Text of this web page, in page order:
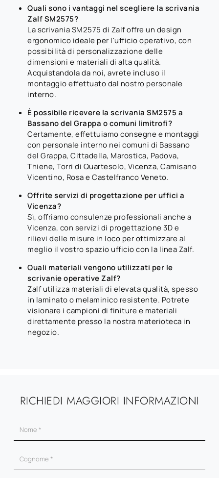
Quali sono i vantaggi nel scegliere la scrivania
Zalf SM2575?
La scrivania SM2575 di Zalf offre un design
ergonomico ideale per l'ufficio operativo, con
possibilità di personalizzazione delle
dimensioni e materiali di alta qualità.
Acquistandola da noi, avrete incluso il
montaggio effettuato dal nostro personale
interno.
È possibile ricevere la scrivania SM2575 a
Bassano del Grappa o comuni limitrofi?
Certamente, effettuiamo consegne e montaggi
con personale interno nei comuni di Bassano
del Grappa, Cittadella, Marostica, Padova,
Thiene, Torri di Quartesolo, Vicenza, Camisano
Vicentino, Rosa e Castelfranco Veneto.
Offrite servizi di progettazione per uffici a
Vicenza?
Sì, offriamo consulenze professionali anche a
Vicenza, con servizi di progettazione 3D e
rilievi delle misure in loco per ottimizzare al
meglio il vostro spazio ufficio con la linea Zalf.
Quali materiali vengono utilizzati per le
scrivanie operative Zalf?
Zalf utilizza materiali di elevata qualità, spesso
in laminato o melaminico resistente. Potrete
visionare i campioni di finiture e materiali
direttamente presso la nostra materioteca in
negozio.
RICHIEDI MAGGIORI INFORMAZIONI